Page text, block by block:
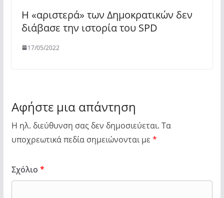
Η «αριστερά» των Δημοκρατικών δεν
διάβασε την ιστορία του SPD
17/05/2022
Αφήστε μια απάντηση
Η ηλ. διεύθυνση σας δεν δημοσιεύεται. Τα
υποχρεωτικά πεδία σημειώνονται με *
Σχόλιο *